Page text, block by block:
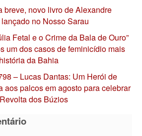
breve, novo livro de Alexandre
no Nosso Sarau
Fetal e o Crime da Bala de Ouro”
um dos casos de feminicídio mais
da Bahia
– Lucas Dantas: Um Herói de
aos palcos em agosto para celebrar
dos Búzios